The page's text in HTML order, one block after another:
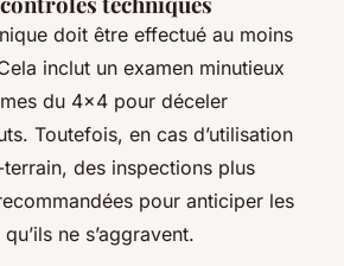
doit être effectué au moins
inclut un examen minutieux
du 4×4 pour déceler
Toutefois, en cas d’utilisation
des inspections plus
pour anticiper les
ne s’aggravent.